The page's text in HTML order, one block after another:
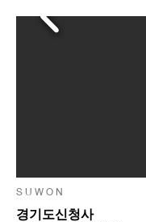
S U W O N
경기도신청사